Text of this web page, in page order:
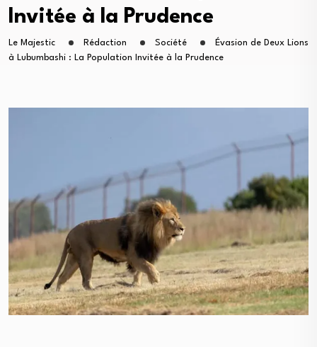
Invitée à la Prudence
Le Majestic Rédaction Société
Évasion de Deux Lions
à Lubumbashi : La Population Invitée à la Prudence